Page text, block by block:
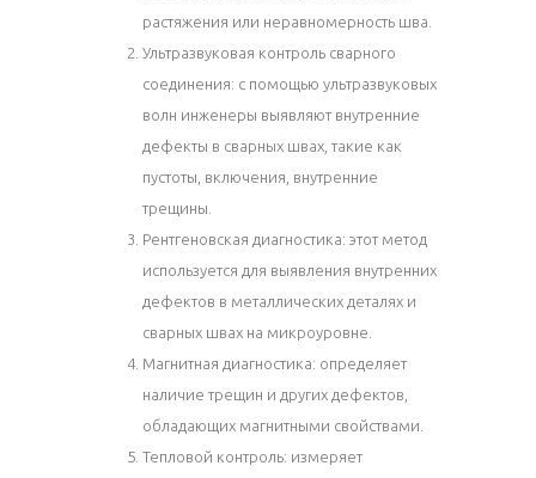
растяжения или неравномерность шва.
Ультразвуковая контроль сварного
соединения: с помощью ультразвуковых
волн инженеры выявляют внутренние
дефекты в сварных швах, такие как
пустоты, включения, внутренние
трещины.
Рентгеновская диагностика: этот метод
используется для выявления внутренних
дефектов в металлических деталях и
сварных швах на микроуровне.
Магнитная диагностика: определяет
наличие трещин и других дефектов,
обладающих магнитными свойствами.
Тепловой контроль: измеряет